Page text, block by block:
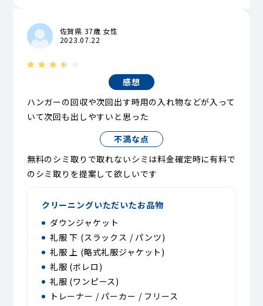
佐賀県 37歳 女性
2023.07.22
感想
ハンガーの回収や次回出す時用の入れ物などが入って
いて次回も出しやすいと思った
不満な点
無料のシミ取りで取れないシミは料金確定時に有料で
のシミ取りを提案して欲しいです
クリーニングいただいたお品物
ダウンジャケット
礼服 下 (スラックス / パンツ)
礼服 上 (略式礼服ジャケット)
礼服 (ボレロ)
礼服 (ワンピース)
トレーナー / パーカー / フリース